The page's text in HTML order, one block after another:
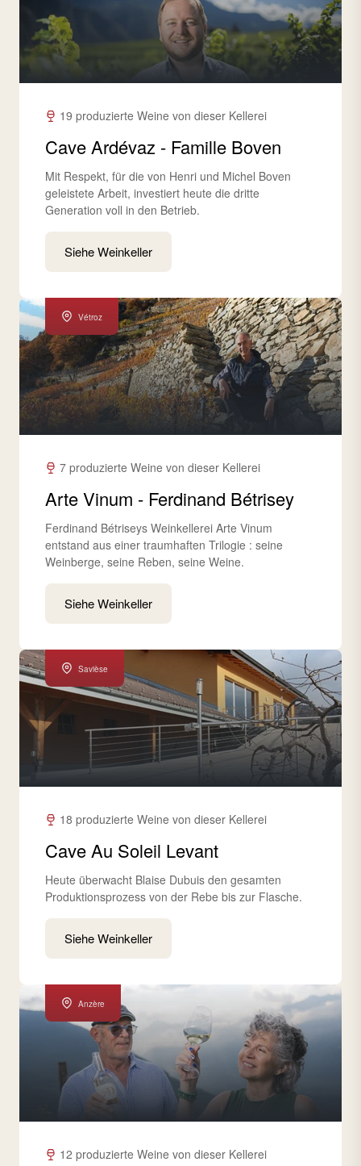
19 produzierte Weine von dieser Kellerei
Cave Ardévaz - Famille Boven
Mit Respekt, für die von Henri und Michel Boven
geleistete Arbeit, investiert heute die dritte
Generation voll in den Betrieb.
Siehe Weinkeller
Vétroz
7 produzierte Weine von dieser Kellerei
Arte Vinum - Ferdinand Bétrisey
Ferdinand Bétriseys Weinkellerei Arte Vinum
entstand aus einer traumhaften Trilogie : seine
Weinberge, seine Reben, seine Weine.
Siehe Weinkeller
Savièse
18 produzierte Weine von dieser Kellerei
Cave Au Soleil Levant
Heute überwacht Blaise Dubuis den gesamten
Produktionsprozess von der Rebe bis zur Flasche.
Siehe Weinkeller
Anzère
12 produzierte Weine von dieser Kellerei